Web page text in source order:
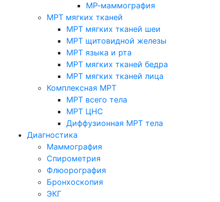
МР-маммография
МРТ мягких тканей
МРТ мягких тканей шеи
МРТ щитовидной железы
МРТ языка и рта
МРТ мягких тканей бедра
МРТ мягких тканей лица
Комплексная МРТ
МРТ всего тела
МРТ ЦНС
Диффузионная МРТ тела
Диагностика
Маммография
Спирометрия
Флюорография
Бронхоскопия
ЭКГ